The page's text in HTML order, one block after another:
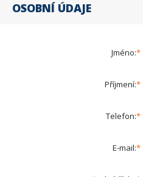
OSOBNÍ ÚDAJE
Jméno:
Příjmení:
Telefon:
E-mail: